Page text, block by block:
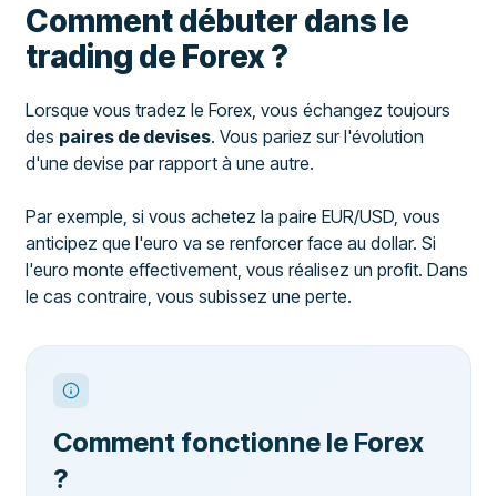
Comment débuter dans le
trading de Forex ?
Lorsque vous tradez le Forex, vous échangez toujours
des paires de devises. Vous pariez sur l'évolution
d'une devise par rapport à une autre.
Par exemple, si vous achetez la paire EUR/USD, vous
anticipez que l'euro va se renforcer face au dollar. Si
l'euro monte effectivement, vous réalisez un profit. Dans
le cas contraire, vous subissez une perte.
Comment fonctionne le Forex
?